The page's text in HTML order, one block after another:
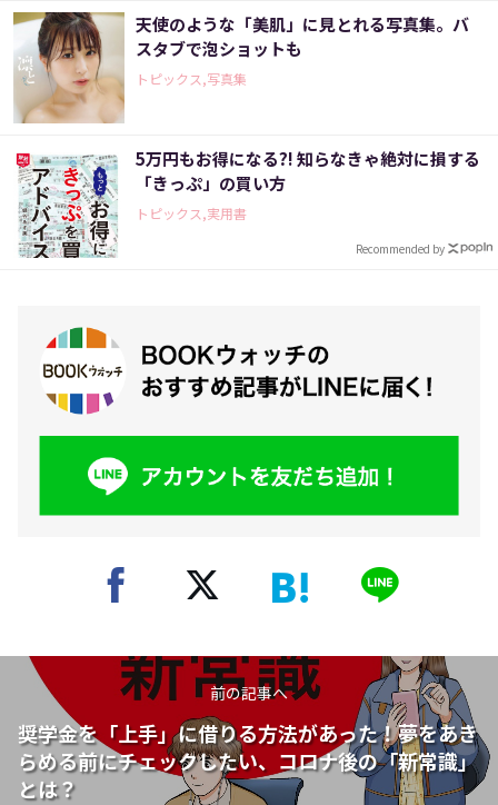
天使のような「美肌」に見とれる写真集。バ
スタブで泡ショットも
トピックス,写真集
5万円もお得になる?! 知らなきゃ絶対に損する
「きっぷ」の買い方
トピックス,実用書
Recommended by
前の記事へ
奨学金を「上手」に借りる方法があった！夢をあき
らめる前にチェックしたい、コロナ後の「新常識」
とは？